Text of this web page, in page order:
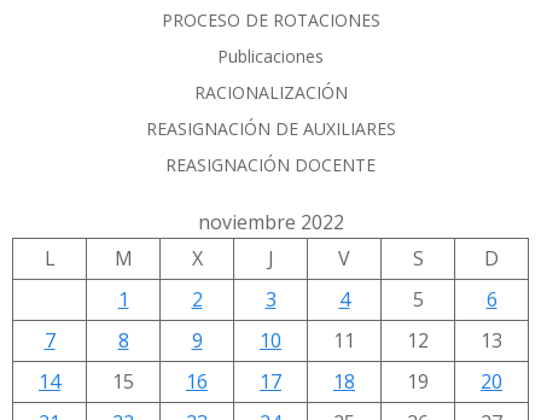
PROCESO DE ROTACIONES
Publicaciones
RACIONALIZACIÓN
REASIGNACIÓN DE AUXILIARES
REASIGNACIÓN DOCENTE
noviembre 2022
L
M X J V S
D
1
2 3 4 5
6
7
8 9 10 11 12
13
14
15 16 17 18 19
20